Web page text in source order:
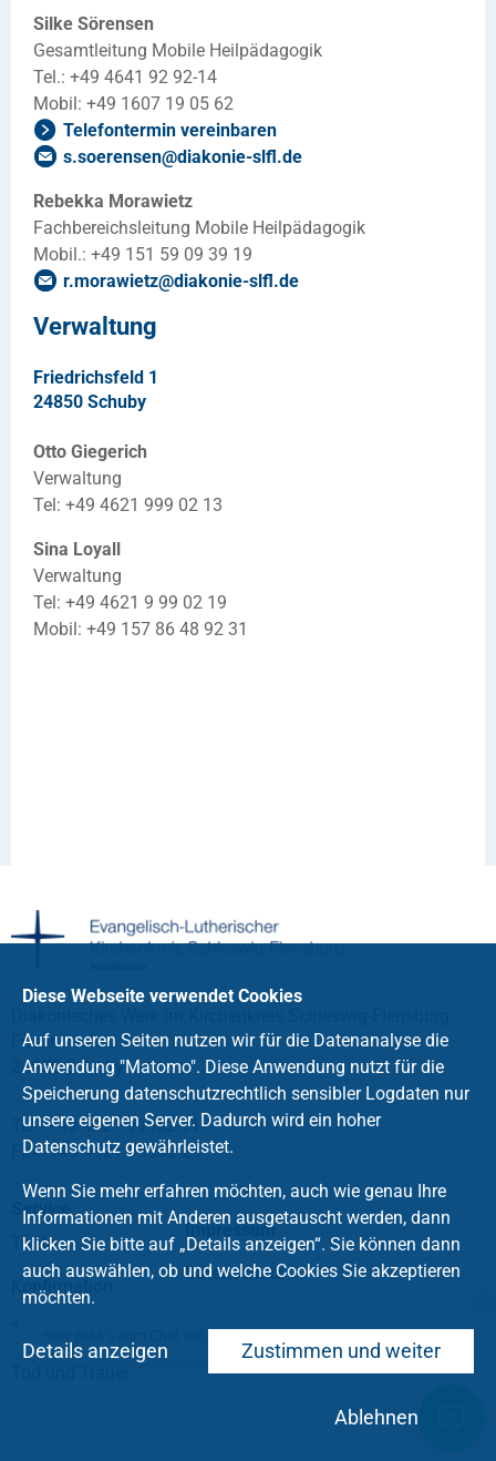
Silke Sörensen
Gesamtleitung Mobile Heilpädagogik
Tel.: +49 4641 92 92-14
Mobil: +49 1607 19 05 62
Telefontermin vereinbaren
s.soerensen@diakonie-slfl.de
Rebekka Morawietz
Fachbereichsleitung Mobile Heilpädagogik
Mobil.: +49 151 59 09 39 19
r.morawietz@diakonie-slfl.de
Verwaltung
Friedrichsfeld 1
24850 Schuby
Otto Giegerich
Verwaltung
Tel: +49 4621 999 02 13
Sina Loyall
Verwaltung
Tel: +49 4621 9 99 02 19
Mobil: +49 157 86 48 92 31
Friedrichsfeld 1
24850 Schuby
Tel.: +49 4621 99902-11
Fax: +49 4621 99902-29
Service
Taufe
Konfirmation
Impressum
Datenschutz
Diese Webseite verwendet Cookies
Auf unseren Seiten nutzen wir für die Datenanalyse die
Anwendung "Matomo". Diese Anwendung nutzt für die
Speicherung datenschutzrechtlich sensibler Logdaten nur
unsere eigenen Server. Dadurch wird ein hoher
Datenschutz gewährleistet.
Wenn Sie mehr erfahren möchten, auch wie genau Ihre
Informationen mit Anderen ausgetauscht werden, dann
klicken Sie bitte auf „Details anzeigen“. Sie können dann
auch auswählen, ob und welche Cookies Sie akzeptieren
möchten.
Zustimmen und weiter
Details anzeigen
Ablehnen
Hier geht's zum Chat mit dem Team des Kirchenkreises